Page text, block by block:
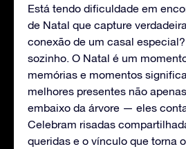
Está tendo dificuldade em
de Natal que capture
conexão de um casal
sozinho. O Natal é um
memórias e momentos
melhores presentes não
embaixo da árvore — eles
Celebram risadas
queridas e o vínculo que torna